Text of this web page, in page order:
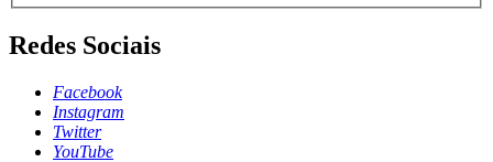
Redes Sociais
Facebook
Instagram
Twitter
YouTube